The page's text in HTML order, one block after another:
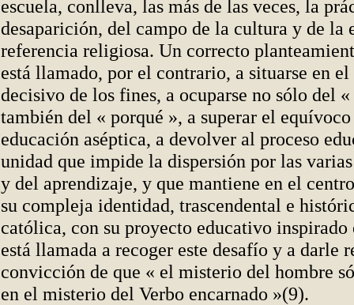
escuela, conlleva, las más de las veces, la
desaparición, del campo de la cultura y de la
referencia religiosa. Un correcto
está llamado, por el contrario, a situarse en el
decisivo de los fines, a ocuparse no sólo del
también del « porqué », a superar el equívoco
educación aséptica, a devolver al proceso
unidad que impide la dispersión por las
y del aprendizaje, y que mantiene en el
su compleja identidad, trascendental e
católica, con su proyecto educativo
está llamada a recoger este desafío y a darle
convicción de que « el misterio del hombre
en el misterio del Verbo encarnado »(9).